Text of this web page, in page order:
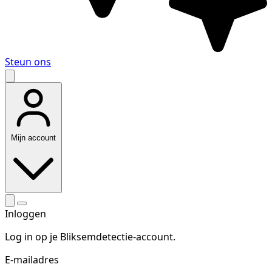
Steun ons
Mijn account
Inloggen
Log in op je Bliksemdetectie-account.
E-mailadres